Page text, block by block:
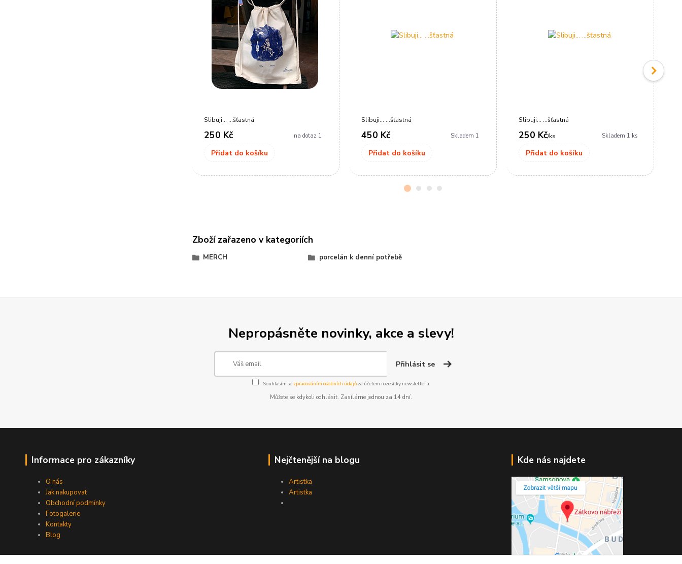
Slibuji... ...šťastná
250 Kč na dotaz 1
Přidat do košíku
Slibuji... ...šťastná
450 Kč Skladem 1
Přidat do košíku
Slibuji... ...šťastná
250 Kč/ks Skladem 1 ks
Přidat do košíku
Zboží zařazeno v kategoriích
MERCH porcelán k denní potřebě
Nepropásněte novinky, akce a slevy!
Přihlásit se
Souhlasím se zpracováním osobních údajůza účelem rozesílky newsletteru.
Můžete se kdykoli odhlásit. Zasíláme jednou za 14 dní.
Informace pro zákazníky
O nás
Jak nakupovat
Obchodní podmínky
Fotogalerie
Kontakty
Blog
Nejčtenější na blogu
Artistka
Artistka
Kde nás najdete